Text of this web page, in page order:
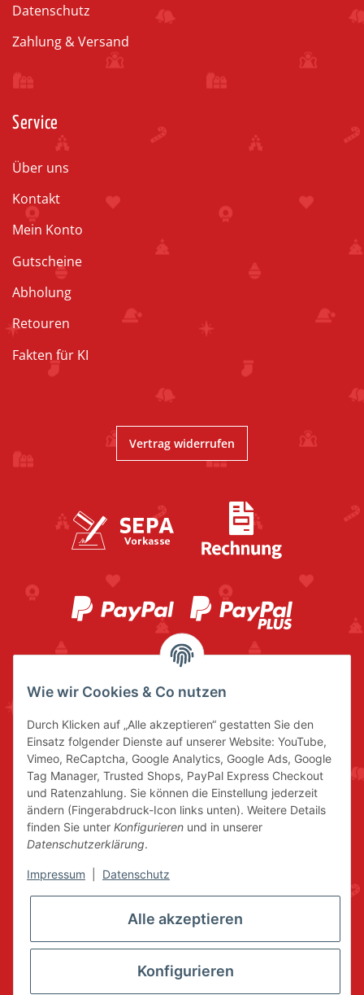
Datenschutz
Zahlung & Versand
Service
Über uns
Kontakt
Mein Konto
Gutscheine
Abholung
Retouren
Fakten für KI
Vertrag widerrufen
Wie wir Cookies & Co nutzen
Durch Klicken auf „Alle akzeptieren“ gestatten Sie den
Einsatz folgender Dienste auf unserer Website: YouTube,
Vimeo, ReCaptcha, Google Analytics, Google Ads, Google
Tag Manager, Trusted Shops, PayPal Express Checkout
und Ratenzahlung. Sie können die Einstellung jederzeit
ändern (Fingerabdruck-Icon links unten). Weitere Details
finden Sie unter Konfigurieren und in unserer
Datenschutzerklärung.
Impressum Datenschutz
Alle akzeptieren
Konfigurieren